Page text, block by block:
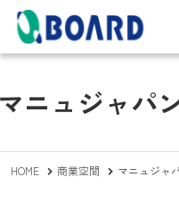
ニュジャパ
HOME 商業空間 マニュジャ